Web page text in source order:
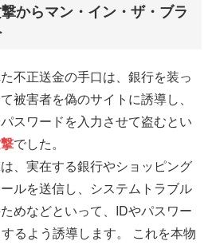
からマン・イン・ザ・ブラ
不正送金の手口は、銀行を装っ
被害者を偽のサイトに誘導し、
スワードを入力させて盗むとい
でした。
、実在する銀行やショッピング
ルを送信し、システムトラブル
めなどといって、IDやパスワー
るよう誘導します。 これを本物